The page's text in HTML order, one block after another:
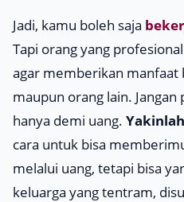
Jadi, kamu boleh saja
Tapi orang yang
agar memberikan manfaat
maupun orang lain.
hanya demi uang. Yakinlah
cara untuk bisa
melalui uang, tetapi bisa
keluarga yang tentram,